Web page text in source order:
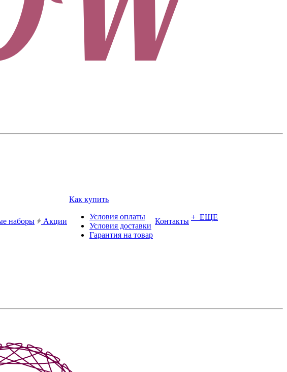
наборы Акции
Как купить
Условия оплаты
Условия доставки
Гарантия на товар
Контакты + ЕЩЕ